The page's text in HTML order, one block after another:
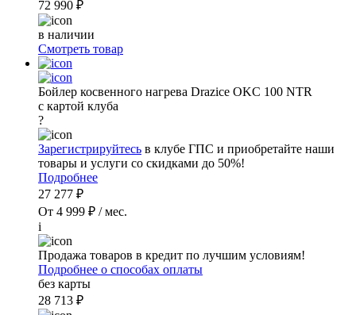
72 990 ₽
в наличии
Смотреть товар
Бойлер косвенного нагрева Drazice OKC 100 NTR
с картой клуба
?
Зарегистрируйтесь в клубе ГПС и приобретайте наши
товары и услуги со скидками до 50%!
Подробнее
27 277 ₽
От 4 999 ₽ / мес.
i
Продажа товаров в кредит по лучшим условиям!
Подробнее о способах оплаты
без карты
28 713 ₽